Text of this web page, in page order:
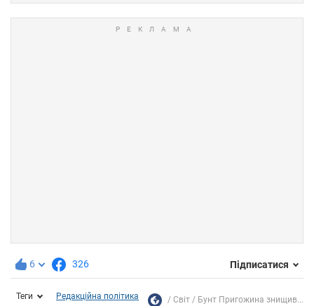
6 326 Підписатися
Теги Редакційна політика Світ Бунт Пригожина знищив...